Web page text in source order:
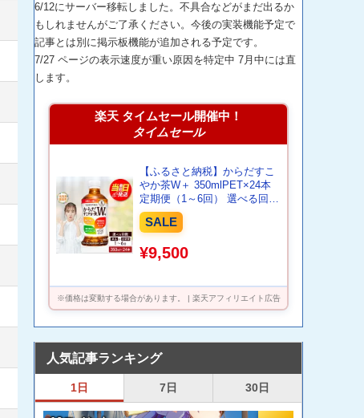
6/12にサーバー移転しました。不具合などがまだ出るか
もしれませんがご了承ください。今後の実装機能予定で
記事とは別に掲示板機能が追加される予定です。
7/27 ページの表示速度が重い原因を特定中 7月中には直
します。
楽天 タイムセール開催中！
タイムセール
【ふるさと納税】からだすこ
やか茶W＋ 350mlPET×24本
定期便（1～6回） 選べる回数
| 最短当日発送 最短翌日配送
当日発送 翌日発送 最強配送
最強ラベル 最強翌日配送 お
茶 ドリンク ペットボトル飲
市 恵庭
SALE
¥9,500
※価格は変動する場合があります。 | 楽天アフィリエイト広告
人気記事ランキング
1日 7日 30日